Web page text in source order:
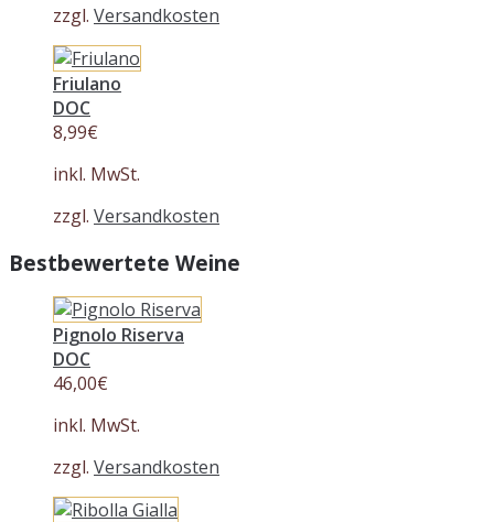
zzgl. Versandkosten
Friulano
DOC
8,99€
inkl. MwSt.
zzgl. Versandkosten
Bestbewertete Weine
Pignolo Riserva
DOC
46,00€
inkl. MwSt.
zzgl. Versandkosten